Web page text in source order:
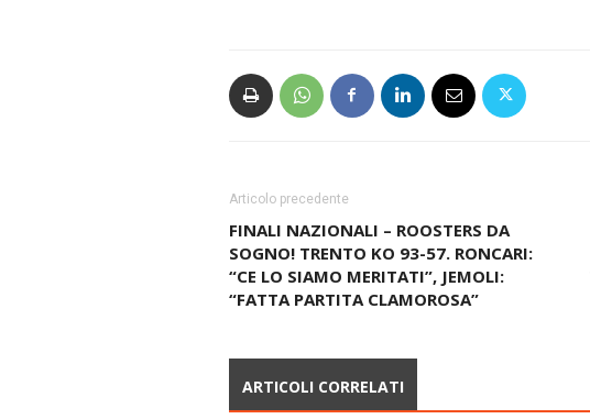
Articolo precedente
FINALI NAZIONALI – ROOSTERS DA
SOGNO! TRENTO KO 93-57. RONCARI:
“CE LO SIAMO MERITATI”, JEMOLI:
“FATTA PARTITA CLAMOROSA”
ARTICOLI CORRELATI